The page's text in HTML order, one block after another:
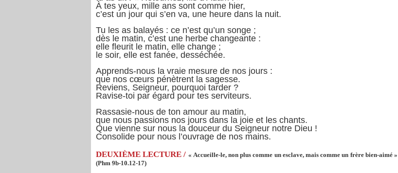
À tes yeux, mille ans sont comme hier,
c’est un jour qui s’en va, une heure dans la nuit.
Tu les as balayés : ce n’est qu’un songe ;
dès le matin, c’est une herbe changeante :
elle fleurit le matin, elle change ;
le soir, elle est fanée, desséchée.
Apprends-nous la vraie mesure de nos jours :
que nos cœurs pénètrent la sagesse.
Reviens, Seigneur, pourquoi tarder ?
Ravise-toi par égard pour tes serviteurs.
Rassasie-nous de ton amour au matin,
que nous passions nos jours dans la joie et les chants.
Que vienne sur nous la douceur du Seigneur notre Dieu !
Consolide pour nous l’ouvrage de nos mains.
DEUXIÈME LECTURE / « Accueille-le, non plus comme un esclave, mais comme un frère bien-aimé »
(Phm 9b-10.12-17)